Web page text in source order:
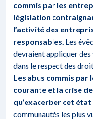
commis par les
législation
l’activité des
responsables. Les
devraient appliquer des
dans le respect des
Les abus commis par
courante et la crise
qu’exacerber cet
communautés les plus